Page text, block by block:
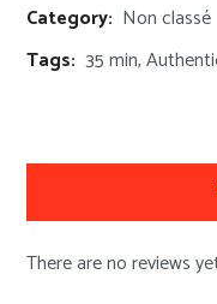
Category: Non classé
Tags: 35 min,
There are no reviews